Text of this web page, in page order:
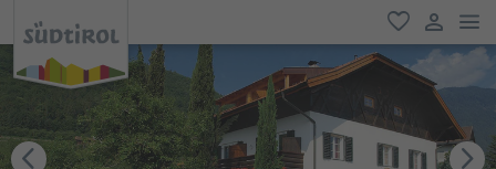
favoriti
user link